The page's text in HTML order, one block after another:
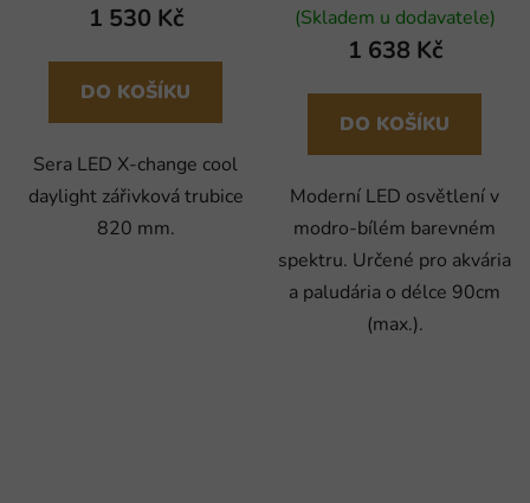
1 530 Kč
DO KOŠÍKU
Sera LED X-change cool
daylight zářivková trubice
820 mm.
(Skladem u dodavatele)
1 638 Kč
DO KOŠÍKU
Moderní LED osvětlení v
modro-bílém barevném
spektru. Určené pro akvária
a paludária o délce 90cm
(max.).